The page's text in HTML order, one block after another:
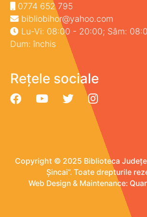
0774 652 795
bibliobihor@yahoo.com
Lu-Vi: 08:00 - 20:00; Sâm:
Dum: închis
Rețele sociale
Copyright © 2025 Biblioteca
Șincai”. Toate drepturile
Web Design & Maintenance: